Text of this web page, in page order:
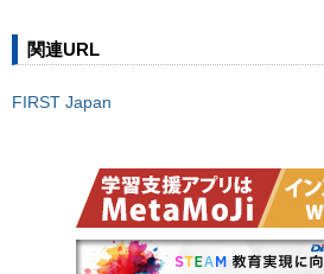
関連URL
FIRST Japan